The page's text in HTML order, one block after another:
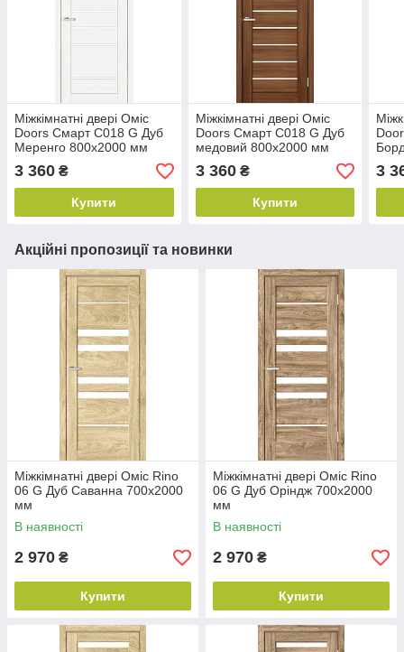
Міжкімнатні двері Оміс
Doors Смарт С018 G Дуб
Меренго 800х2000 мм
3 360 ₴
Купити
Міжкімнатні двері Оміс
Doors Смарт С018 G Дуб
медовий 800х2000 мм
3 360₴
Купити
3
Акційні пропозиції та новинки
Міжкімнатні двері Оміс Rino
06 G Дуб Саванна 700х2000
мм
В наявності
2 970 ₴
Купити
Міжкімнатні двері Оміс Rino
06 G Дуб Оріндж 700х2000
мм
В наявності
2 970 ₴
Купити